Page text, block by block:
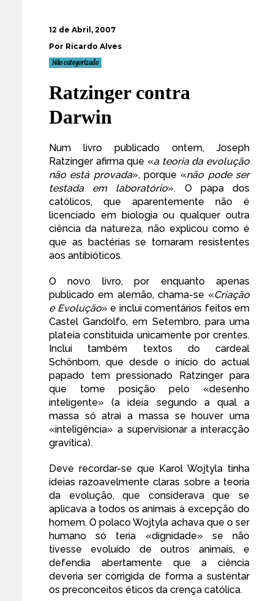
12 de Abril, 2007
Por Ricardo Alves
Não categorizado
Ratzinger contra
Darwin
Num livro publicado ontem, Joseph
Ratzinger afirmaque «a teoria da evolução
não está provada», porque «não pode ser
testada em laboratório». O papa dos
católicos, que aparentemente não é
licenciado em biologia ou qualquer outra
ciência da natureza, não explicoucomo é
que as bactérias se tornaram resistentes
aos antibióticos.
O novo livro, por enquanto apenas
publicado em alemão, chama-se «Criação
e Evolução» e inclui comentários feitos em
Castel Gandolfo, em Setembro, para uma
plateia constituida unicamente por crentes.
Inclui também textos do cardeal
Schönborn, que desde o início do actual
papado tem pressionado Ratzinger para
que tome posição pelo «desenho
inteligente» (a ideia segundo a qual a
massa só atrai a massa se houver uma
«inteligência» a supervisionar a interacção
gravítica).
Deve recordar-se que Karol Wojtyla tinha
ideias razoavelmente claras sobre a teoria
da evolução, que considerava que se
aplicava a todos os animais à excepção do
homem. O polaco Wojtyla achava que o ser
humano só teria «dignidade» se não
tivesse evoluído de outros animais, e
defendia abertamente que a ciência
deveria ser corrigida de forma a sustentar
os preconceitos éticos da crença católica.